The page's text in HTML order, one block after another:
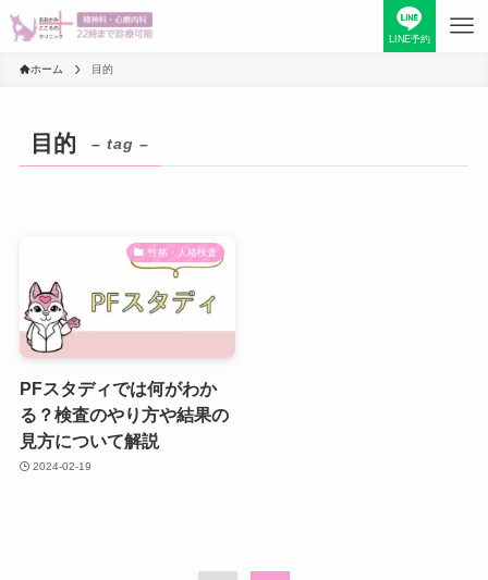
LINE予約
ホーム 目的
目的 – tag –
性格・人格検査
PFスタディでは何がわか
る？検査のやり方や結果の
見方について解説
2024-02-19